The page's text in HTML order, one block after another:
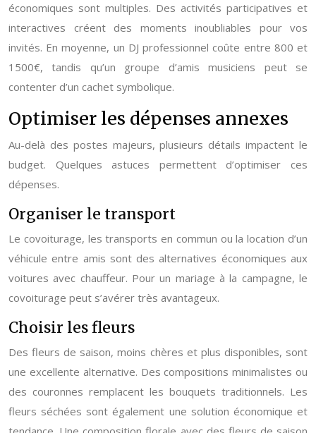
économiques sont multiples. Des activités participatives et
interactives créent des moments inoubliables pour vos
invités. En moyenne, un DJ professionnel coûte entre 800 et
1500€, tandis qu’un groupe d’amis musiciens peut se
contenter d’un cachet symbolique.
Optimiser les dépenses annexes
Au-delà des postes majeurs, plusieurs détails impactent le
budget. Quelques astuces permettent d’optimiser ces
dépenses.
Organiser le transport
Le covoiturage, les transports en commun ou la location d’un
véhicule entre amis sont des alternatives économiques aux
voitures avec chauffeur. Pour un mariage à la campagne, le
covoiturage peut s’avérer très avantageux.
Choisir les fleurs
Des fleurs de saison, moins chères et plus disponibles, sont
une excellente alternative. Des compositions minimalistes ou
des couronnes remplacent les bouquets traditionnels. Les
fleurs séchées sont également une solution économique et